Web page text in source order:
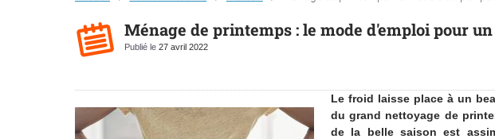
Ménage de printemps : le mode d'emploi pour
Publié le 27 avril 2022
Le froid laisse place à un
du grand nettoyage de
de la belle saison est